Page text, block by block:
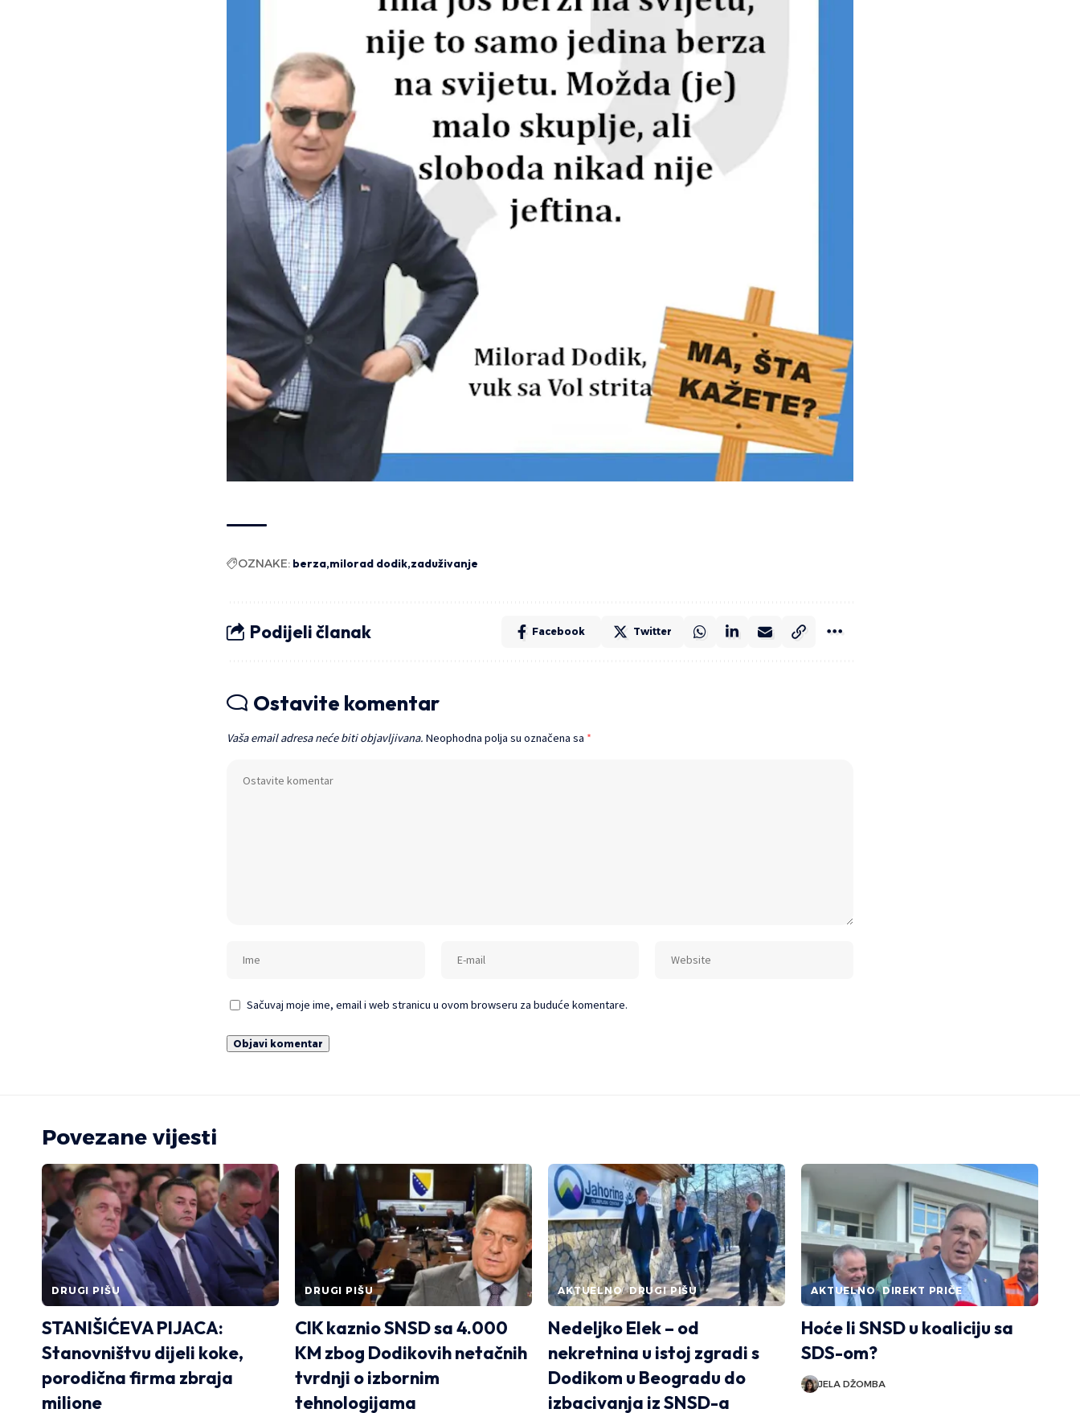
OZNAKE: berza milorad dodik zaduživanje
Podijeli članak Facebook Twitter
Ostavite komentar
Vaša email adresa neće biti objavljivana. Neophodna polja su označena sa *
Sačuvaj moje ime, email i web stranicu u ovom browseru za buduće komentare.
Povezane vijesti
DRUGI PIŠU
STANIŠIĆEVA PIJACA:
Stanovništvu dijeli koke,
porodična firma zbraja
milione
DRUGI PIŠU
CIK kaznio SNSD sa 4.000
KM zbog Dodikovih netačnih
tvrdnji o izbornim
tehnologijama
AKTUELNO DRUGI PIŠU
Nedeljko Elek – od
nekretnina u istoj zgradi s
Dodikom u Beogradu do
izbacivanja iz SNSD-a
AKTUELNO DIREKT PRIČE
Hoće li SNSD u koaliciju sa
SDS-om?
JELA DŽOMBA